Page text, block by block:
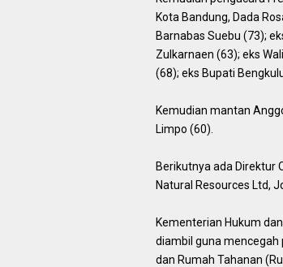
Kota Bandung, Dada
Barnabas Suebu (73);
Zulkarnaen (63); eks
(68); eks Bupati
Kemudian mantan
Limpo (60).
Berikutnya ada Direktur
Natural Resources Ltd,
Kementerian Hukum
diambil guna mencegah
dan Rumah Tahanan